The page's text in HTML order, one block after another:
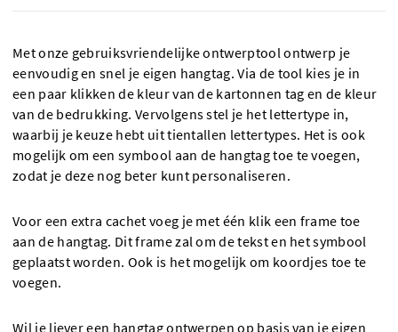
Met onze gebruiksvriendelijke ontwerptool ontwerp je
eenvoudig en snel je eigen hangtag. Via de tool kies je in
een paar klikken de kleur van de kartonnen tag en de kleur
van de bedrukking. Vervolgens stel je het lettertype in,
waarbij je keuze hebt uit tientallen lettertypes. Het is ook
mogelijk om een symbool aan de hangtag toe te voegen,
zodat je deze nog beter kunt personaliseren.
Voor een extra cachet voeg je met één klik een frame toe
aan de hangtag. Dit frame zal om de tekst en het symbool
geplaatst worden. Ook is het mogelijk om koordjes toe te
voegen.
Wil je liever een hangtag ontwerpen op basis van je eigen